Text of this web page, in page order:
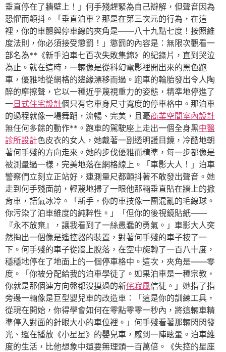
垂直停在了牆壁上！」何手殘趕緊為自己辯解，但聲音因為
恐懼而顫抖。「垂直泊車？那是在第三次元的行為，在這
裡，你的車體與停車線的夾角是——八十九點七度！按照維
度法則，你必須接受懲罰！」懲罰的內容是：無限次觀看一
部名為**《新手泊車七百次失敗集錦》的紀錄片，直到哭泣
為止。就在這時，一輛像是從科幻電影裡開出來的黑色跑
車，優雅地從網格的邊緣漂移而過。跑車的輪胎發出令人陶
醉的摩擦聲，它以一種近乎蔑視重力的姿態，精準地停進了
一 日式住宅設計個只有它車身尺寸寬度的停車格中。那泊車
的過程就像一場舞蹈，流暢、完美，且毫商業空間室內設計
無任何多餘的動作**。跑車的駕駛座上走出一個全身黑中醫
診所設計色皮衣的女人，她戴著一副透明護目鏡，冷酷地朝
著何手殘的方向走來。她的步伐優雅而精準，每一步都像是
被測量過一樣，完美地落在網格線上。「車影大人！」泊車
警察們立刻立正站好，連測量尺都顫抖著不敢發出聲音。她
走到何手殘面前，輕蔑地掃了一眼他那輛垂直貼在牆上的掀
背車，語氣冰冷。「新手，你的車技像一團混亂的毛線球。
你污染了泊車維度的純粹性。」「但你的後視鏡貼紙——
『永不放棄』，讓我看到了一絲愚蠢的勇氣。」車影大人突
然掏出一個像是遙控器的裝置，對著何手殘的車子按了一
下。何手殘的車子從牆上脫落，在空中旋轉了一百八十度，
穩穩地停在了地面上的一個停車格中。這次，夾角是——零
度。「你被分配給我的泊車學徒了。如果泊車是一種宗教，
你就是那個連方向盤都沒摸過的新侘寂風信徒。」她指了指
旁邊一輛像是巨型嬰兒車的改造車：「這是你的訓練工具，
從現在開始，你得學會如何在零點零零一秒內，將這輛車精
準停入對面的針眼大小的車位裡。」何手殘看著那輛閃閃發
光、還在播放《小星星》的嬰兒車，感到一陣眩暈。泊車維
度的生活，比他想象中還要無理頭一百萬倍。《失控的星座